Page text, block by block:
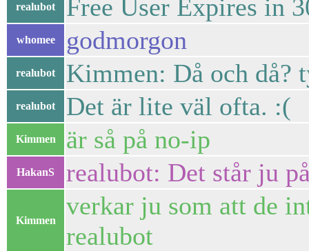
realubot Free User Expires in
whomee godmorgon
realubot Kimmen: Då och då?
realubot Det är lite väl ofta. :(
Kimmen är så på no-ip
HakanS realubot: Det står ju
Kimmen
verkar ju som att de
realubot